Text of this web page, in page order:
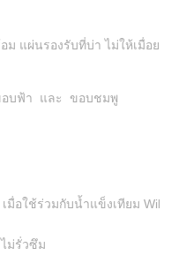
ม แผ่นรองรับที่บ่า ไม่ให้เมื่อย เว
อบฟ้า และ ขอบชมพู
มื่อใช้ร่วมกับน้ำแข็งเทียม
ม่รั่วซึม